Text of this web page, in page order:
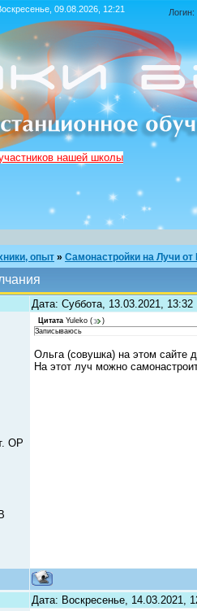
09.08.2026, 12:21 Логин:
нашей школы
опыт » Самонастройки на Лучи от
Дата: Суббота, 13.03.2021,
ОР
Цитата Yuleko (
)
Записываюсь
Ольга (совушка) на этом сайте
На этот луч можно
Дата: Воскресенье, 14.03.2021,